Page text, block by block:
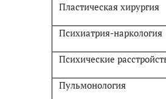
Пластическая хирургия
Психиатрия-наркология
Психические
Пульмонология